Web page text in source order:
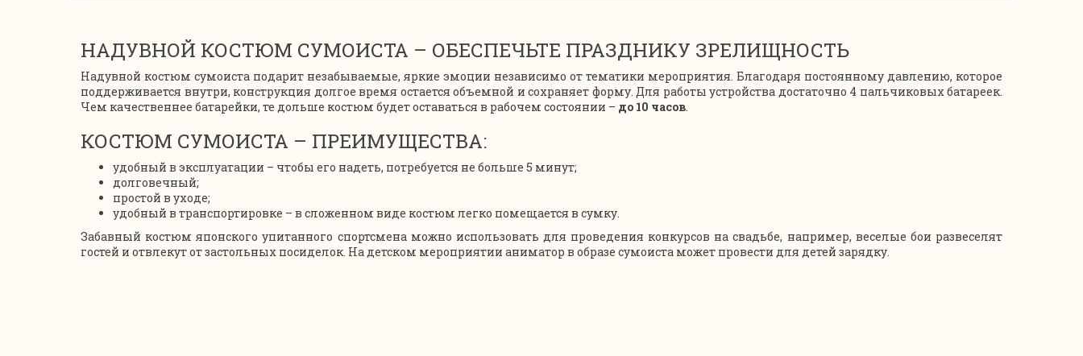
НАДУВНОЙ КОСТЮМ СУМОИСТА – ОБЕСПЕЧЬТЕ ПРАЗДНИКУ ЗРЕЛИЩНОСТЬ
Надувной костюм сумоиста подарит незабываемые, яркие эмоции независимо от тематики мероприятия. Благодаря постоянному давлению, которое
поддерживается внутри, конструкция долгое время остается объемной и сохраняет форму. Для работы устройства достаточно 4 пальчиковых батареек.
Чем качественнее батарейки, те дольше костюм будет оставаться в рабочем состоянии – до 10 часов.
КОСТЮМ СУМОИСТА – ПРЕИМУЩЕСТВА:
удобный в эксплуатации – чтобы его надеть, потребуется не больше 5 минут;
долговечный;
простой в уходе;
удобный в транспортировке – в сложенном виде костюм легко помещается в сумку.
Забавный костюм японского упитанного спортсмена можно использовать для проведения конкурсов на свадьбе, например, веселые бои развеселят
гостей и отвлекут от застольных посиделок. На детском мероприятии аниматор в образе сумоиста может провести для детей зарядку.